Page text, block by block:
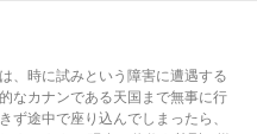
、時に試みという障害に遭遇する
なカナンである天国まで無事に行
ず途中で座り込んでしまったら、